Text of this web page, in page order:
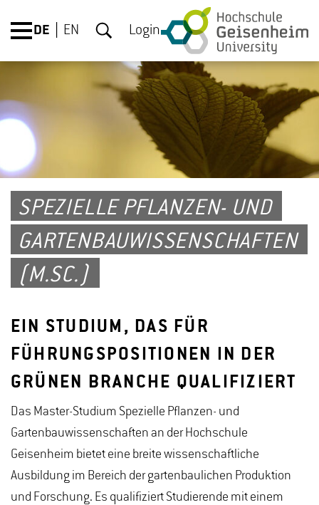
DE EN Login
SPEZIELLE PFLANZEN- UND
GARTENBAUWISSENSCHAFTEN
(M.SC.)
EIN STUDIUM, DAS FÜR
FÜHRUNGSPOSITIONEN IN DER
GRÜNEN BRANCHE QUALIFIZIERT
Das Master-Studium Spezielle Pflanzen- und
Gartenbauwissenschaften an der Hochschule
Geisenheim bietet eine breite wissenschaftliche
Ausbildung im Bereich der gartenbaulichen Produktion
und Forschung. Es qualifiziert Studierende mit einem